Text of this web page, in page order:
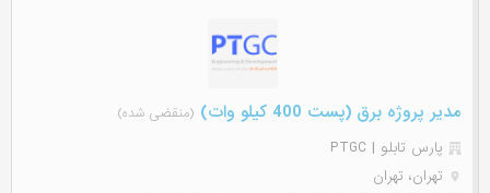
مدیر پروژه برق (پست 400 کیلو وات) (منقضی شده)
پارس تابلو | PTGC
تهران، تهران